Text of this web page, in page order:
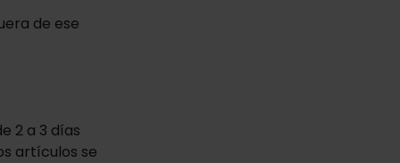
de ese
2 a 3 días
artículos se